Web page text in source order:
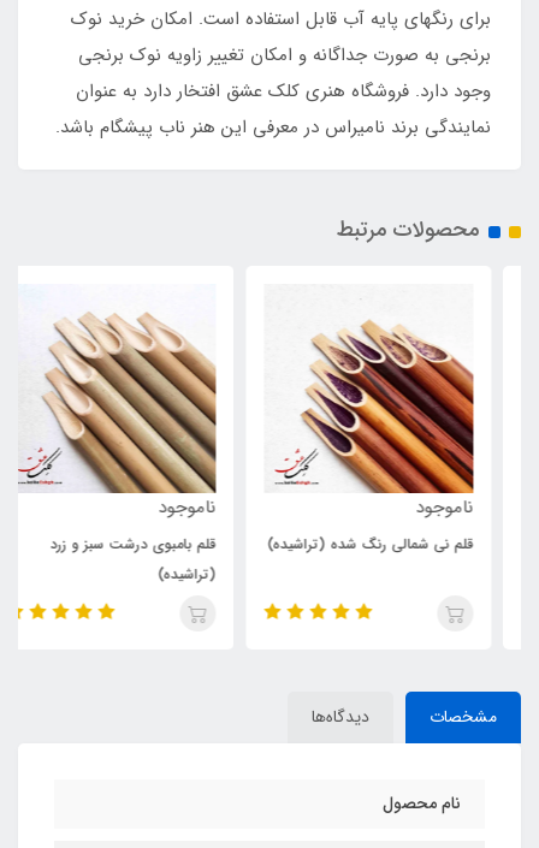
برای رنگهای پایه آب قابل استفاده است. امکان خرید نوک
برنجی به صورت جداگانه و امکان تغییر زاویه نوک برنجی
وجود دارد. فروشگاه هنری کلک عشق افتخار دارد به عنوان
نمایندگی برند نامیراس در معرفی این هنر ناب پیشگام باشد.
محصولات مرتبط
ناموجود
قلم نی شمالی رنگ شده (تراشیده)
ناموجود
قلم بامبوی درشت سبز و زرد
(تراشیده)
مشخصات دیدگاه‌ها
نام محصول